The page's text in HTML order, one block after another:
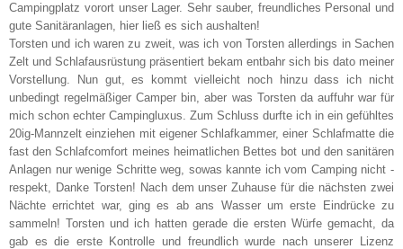
Campingplatz vorort unser Lager. Sehr sauber, freundliches Personal und
gute Sanitäranlagen, hier ließ es sich aushalten!
Torsten und ich waren zu zweit, was ich von Torsten allerdings in Sachen
Zelt und Schlafausrüstung präsentiert bekam entbahr sich bis dato meiner
Vorstellung. Nun gut, es kommt vielleicht noch hinzu dass ich nicht
unbedingt regelmäßiger Camper bin, aber was Torsten da auffuhr war für
mich schon echter Campingluxus. Zum Schluss durfte ich in ein gefühltes
20ig-Mannzelt einziehen mit eigener Schlafkammer, einer Schlafmatte die
fast den Schlafcomfort meines heimatlichen Bettes bot und den sanitären
Anlagen nur wenige Schritte weg, sowas kannte ich vom Camping nicht -
respekt, Danke Torsten! Nach dem unser Zuhause für die nächsten zwei
Nächte errichtet war, ging es ab ans Wasser um erste Eindrücke zu
sammeln! Torsten und ich hatten gerade die ersten Würfe gemacht, da
gab es die erste Kontrolle und freundlich wurde nach unserer Lizenz